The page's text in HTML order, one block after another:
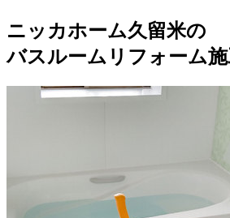
ニッカホーム久留米の
バスルームリフォーム